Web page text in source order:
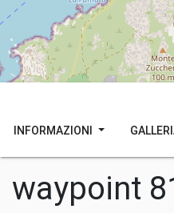
INFORMAZIONI
waypoint